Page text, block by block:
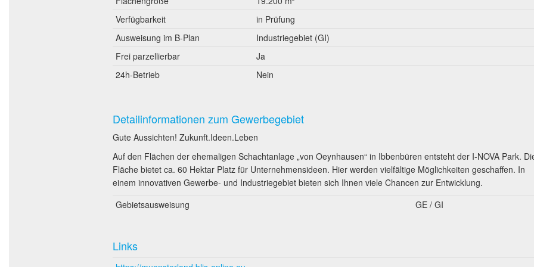
Verfügbarkeit
in Prüfung
Ausweisung im B-Plan
Industriegebiet (GI)
Frei parzellierbar
Ja
24h-Betrieb
Nein
Detailinformationen zum Gewerbegebiet
Gute Aussichten! Zukunft.Ideen.Leben
Auf den Flächen der ehemaligen Schachtanlage „von Oeynhausen“ in Ibbenbüren entsteht der I-NOVA Park.
Fläche bietet ca. 60 Hektar Platz für Unternehmensideen. Hier werden vielfältige Möglichkeiten geschaffen. In
einem innovativen Gewerbe- und Industriegebiet bieten sich Ihnen viele Chancen zur Entwicklung.
Gebietsausweisung
GE / GI
Links